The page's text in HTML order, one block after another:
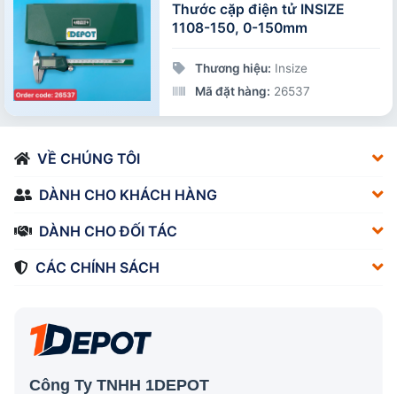
Thước cặp điện tử INSIZE
1108-150, 0-150mm
Thương hiệu: Insize
Mã đặt hàng: 26537
VỀ CHÚNG TÔI
DÀNH CHO KHÁCH HÀNG
DÀNH CHO ĐỐI TÁC
CÁC CHÍNH SÁCH
Công Ty TNHH 1DEPOT